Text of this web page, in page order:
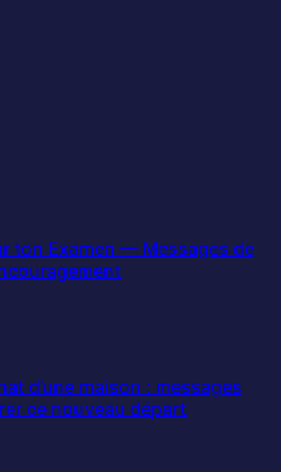
ton Examen — Messages de
d’une maison : messages
ce nouveau départ